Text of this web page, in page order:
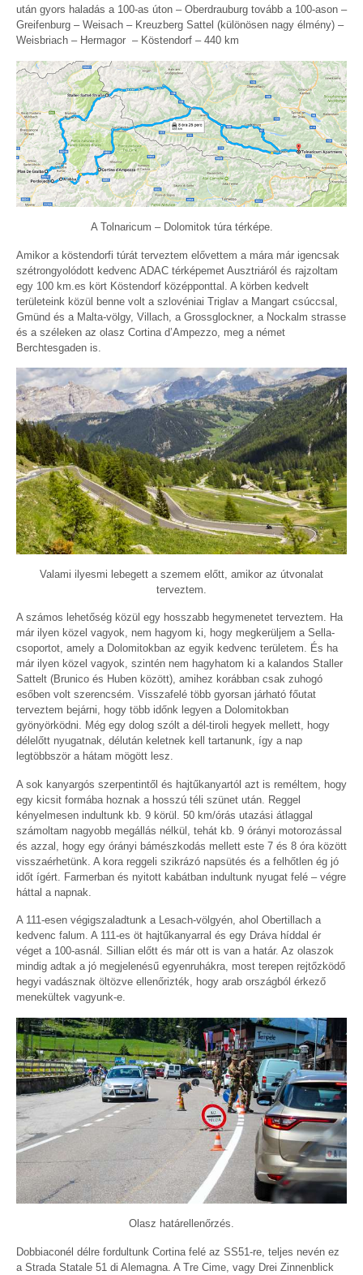
után gyors haladás a 100-as úton – Oberdrauburg tovább a 100-ason –
Greifenburg – Weisach – Kreuzberg Sattel (különösen nagy élmény) –
Weisbriach – Hermagor – Köstendorf – 440 km
A Tolnaricum – Dolomitok túra térképe.
Amikor a köstendorfi túrát terveztem elővettem a mára már igencsak
szétrongyolódott kedvenc ADAC térképemet Ausztriáról és rajzoltam
egy 100 km.es kört Köstendorf középponttal. A körben kedvelt
területeink közül benne volt a szlovéniai Triglav a Mangart csúccsal,
Gmünd és a Malta-völgy, Villach, a Grossglockner, a Nockalm strasse
és a széleken az olasz Cortina d’Ampezzo, meg a német
Berchtesgaden is.
Valami ilyesmi lebegett a szemem előtt, amikor az útvonalat
terveztem.
A számos lehetőség közül egy hosszabb hegymenetet terveztem. Ha
már ilyen közel vagyok, nem hagyom ki, hogy megkerüljem a Sella-
csoportot, amely a Dolomitokban az egyik kedvenc területem. És ha
már ilyen közel vagyok, szintén nem hagyhatom ki a kalandos Staller
Sattelt (Brunico és Huben között), amihez korábban csak zuhogó
esőben volt szerencsém. Visszafelé több gyorsan járható főutat
terveztem bejárni, hogy több időnk legyen a Dolomitokban
gyönyörködni. Még egy dolog szólt a dél-tiroli hegyek mellett, hogy
délelőtt nyugatnak, délután keletnek kell tartanunk, így a nap
legtöbbször a hátam mögött lesz.
A sok kanyargós szerpentintől és hajtűkanyartól azt is reméltem, hogy
egy kicsit formába hoznak a hosszú téli szünet után. Reggel
kényelmesen indultunk kb. 9 körül. 50 km/órás utazási átlaggal
számoltam nagyobb megállás nélkül, tehát kb. 9 órányi motorozással
és azzal, hogy egy órányi bámészkodás mellett este 7 és 8 óra között
visszaérhetünk. A kora reggeli szikrázó napsütés és a felhőtlen ég jó
időt ígért. Farmerban és nyitott kabátban indultunk nyugat felé – végre
háttal a napnak.
A 111-esen végigszaladtunk a Lesach-völgyén, ahol Obertillach a
kedvenc falum. A 111-es öt hajtűkanyarral és egy Dráva híddal ér
véget a 100-asnál. Sillian előtt és már ott is van a határ. Az olaszok
mindig adtak a jó megjelenésű egyenruhákra, most terepen rejtőzködő
hegyi vadásznak öltözve ellenőrizték, hogy arab országból érkező
menekültek vagyunk-e.
Olasz határellenőrzés.
Dobbiaconél délre fordultunk Cortina felé az SS51-re, teljes nevén ez
a Strada Statale 51 di Alemagna. A Tre Cime, vagy Drei Zinnenblick